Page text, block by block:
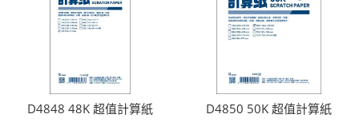
D4848 48K 超值計算紙 D4850 50K 超值計算紙